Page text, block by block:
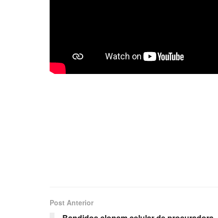
Post Anterior